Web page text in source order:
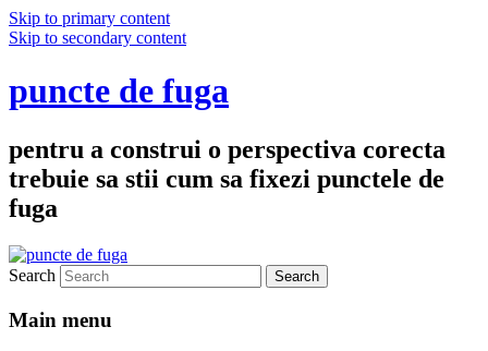
Skip to primary content
Skip to secondary content
puncte de fuga
pentru a construi o perspectiva corecta
trebuie sa stii cum sa fixezi punctele de
fuga
Search
Main menu